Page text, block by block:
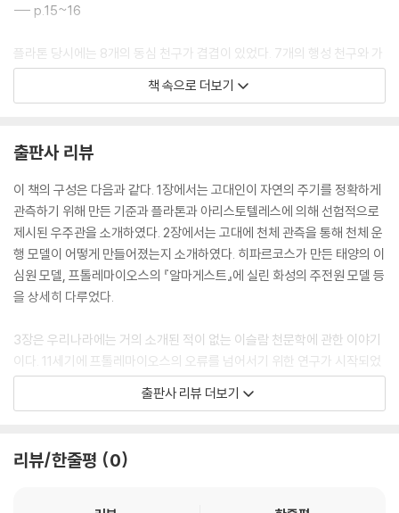
--- p.15~16
플라톤 당시에는 8개의 동심 천구가 겹겹이 있었다. 7개의 행성 천구와 가
장 바깥에 있는 항성 천구. 그런데 이제는 이심원과 주전원이 들어설 자리
가 필요해졌다. 행성마다 지구를 중심으로 하는 동심 천구가 두 개씩 있다.
그 사이에 이심 천구가 두 개 있고 이심 천구 사이를 주전원이 회전하며 화
성은 그 주전원 위에서 운행한다. 바깥쪽 동심 천구가 도는 힘은 목성의 안
쪽 동심 천구로부터 전달받으며 차례로 바깥쪽 이심 천구, 주전원, 안쪽 이
심 천구로 전달된 후 태양의 바깥 동심 천구로 전달된다. 이렇게 항성 천구
에서 출발한 천구를 돌리는 힘은 천구를 따라 차례차례 전달되어 지구에까
지 이른다. 이렇게 빈틈없이 짜 맞추어졌기 때문에 우주의 크기를 계산할
수 있게 되었다. 바깥쪽 천구의 지름은 그다음 천구의 안쪽 천구의 지름과
스의 계산에 따르면 토성 천구의 지름은 지구 반지름의 20,110배로 지금
알고 있는 것에 비하면 매우 작다. 바로 아리스토텔레스 - 프톨레마이오스
의 우주 체계이다.
기념으로 271년에 이란 남서부에 세운 도시이다. 이후 준디샤푸르에는 대
책 속으로 더보기
출판사 리뷰
이 책의 구성은 다음과 같다. 1장에서는 고대인이 자연의 주기를 정확하게
관측하기 위해 만든 기준과 플라톤과 아리스토텔레스에 의해 선험적으로
제시된 우주관을 소개하였다. 2장에서는 고대에 천체 관측을 통해 천체 운
행 모델이 어떻게 만들어졌는지 소개하였다. 히파르코스가 만든 태양의 이
심원 모델, 프톨레마이오스의 『알마게스트』에 실린 화성의 주전원 모델 등
을 상세히 다루었다.
3장은 우리나라에는 거의 소개된 적이 없는 이슬람 천문학에 관한 이야기
이다. 11세기에 프톨레마이오스의 오류를 넘어서기 위한 연구가 시작되었
다. 여기에는 프톨레마이오스가 우주의 중심에서 옆으로 옮긴 지구의 자리
(이심)를 다시 우주의 중심으로 옮기려는 연구도 포함된다. 마라가 학파인
투시와 알 우르디의 이론을 모두 사용한 알 샤티르의 천체 모델은 태양과
출판사 리뷰 더보기
리뷰/한줄평 0